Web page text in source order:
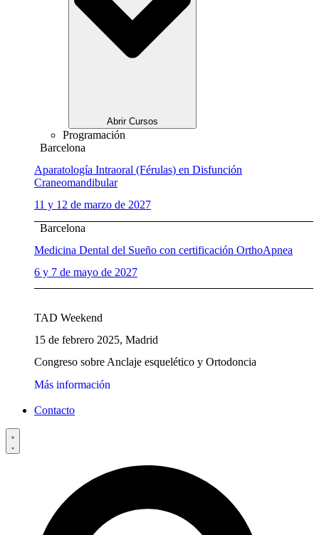
Abrir Cursos
Programación
Barcelona
Aparatología Intraoral (Férulas) en Disfunción
Craneomandibular
11 y 12 de marzo de 2027
Barcelona
Medicina Dental del Sueño con certificación OrthoApnea
6 y 7 de mayo de 2027
TAD Weekend
15 de febrero 2025, Madrid
Congreso sobre Anclaje esquelético y Ortodoncia
Más información
Contacto